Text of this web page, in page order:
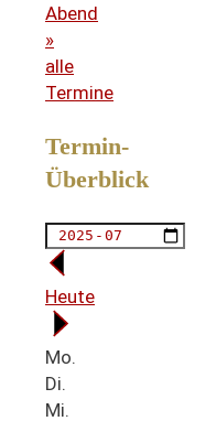
Abend
»
alle
Termine
Termin-
Überblick
Heute
Mo.
Di.
Mi.